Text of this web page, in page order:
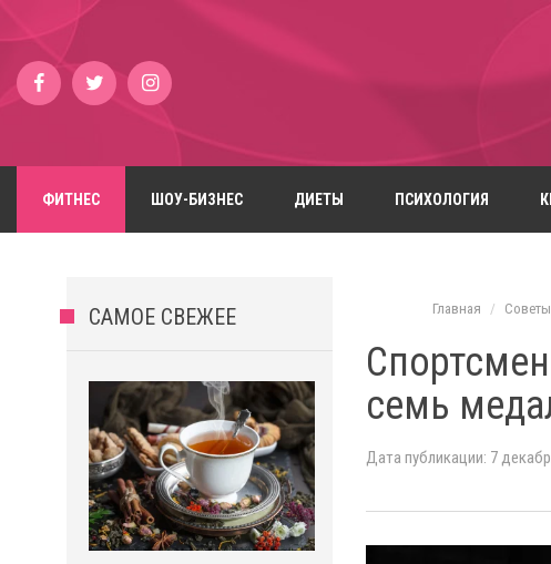
ФИТНЕС ШОУ-БИЗНЕС ДИЕТЫ ПСИХОЛОГИЯ
САМОЕ СВЕЖЕЕ Главная
семь
Дата публикации: 7